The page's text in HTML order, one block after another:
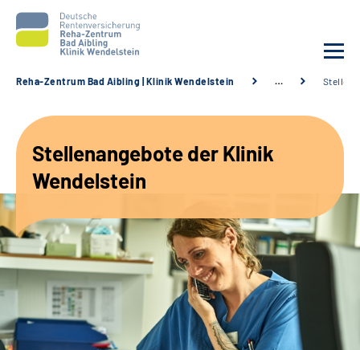
Unsere Angebote
Karriere
Sozialdienste & Zuweisende
Suche
Reha-Zentrum Bad Aibling | Klinik Wendelstein …
Stellenangebote der Klinik
Wendelstein